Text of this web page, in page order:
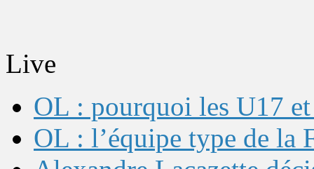
Live
OL : pourquoi les U17
OL : l’équipe type de la